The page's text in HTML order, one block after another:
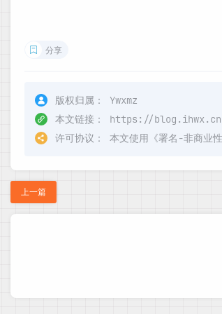
分享
版权归属：
Ywxmz
本文链接：
https://blog.ihwx.cn/
许可协议：
本文使用《署名-非商业
上一篇